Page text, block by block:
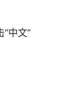
中文”